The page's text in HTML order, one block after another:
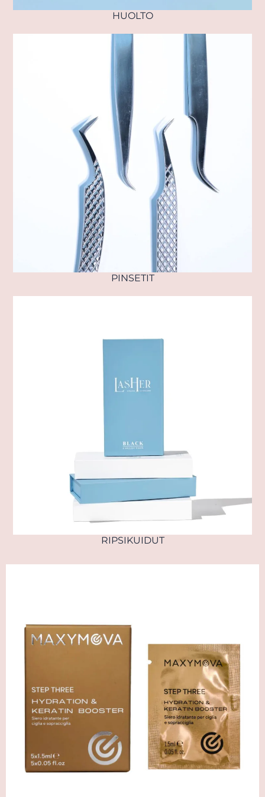
HUOLTO
PINSETIT
RIPSIKUIDUT